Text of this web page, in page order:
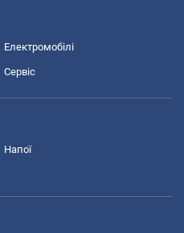
Електромобілі
Сервіс
Напої